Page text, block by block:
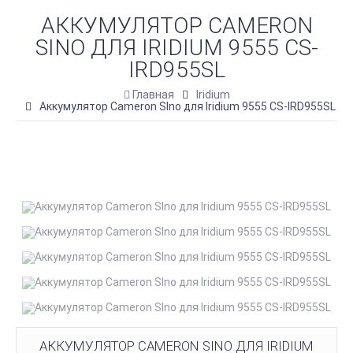
АККУМУЛЯТОР CAMERON
SINO ДЛЯ IRIDIUM 9555 CS-
IRD955SL
Главная
Iridium
Аккумулятор Cameron SIno для Iridium 9555 CS-IRD955SL
АККУМУЛЯТОР CAMERON SINO ДЛЯ IRIDIUM